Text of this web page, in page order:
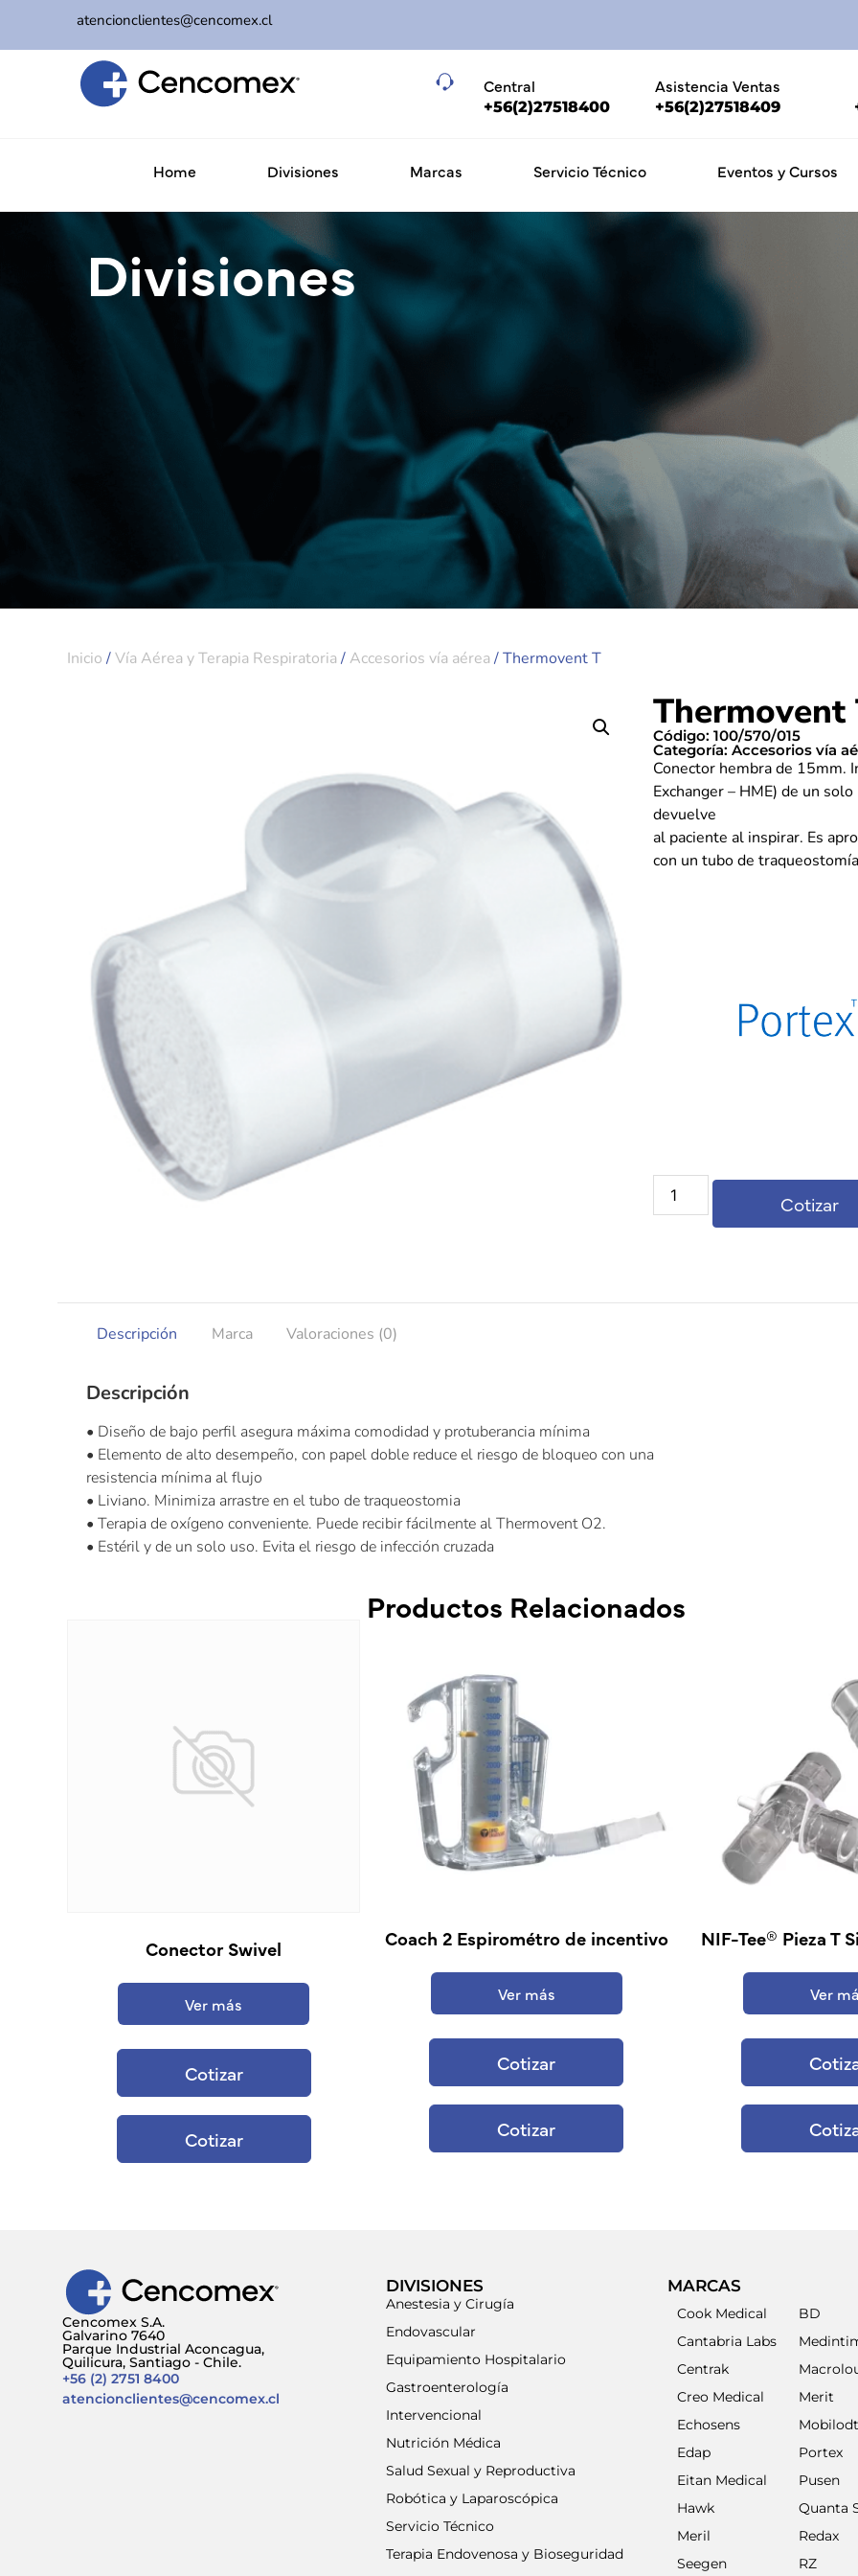
atencionclientes@cencomex.cl
Central
+56(2)27518400
Asistencia Ventas
+56(2)27518409
Home Divisiones Marcas Servicio Técnico Eventos y Cursos
Divisiones
Inicio /Vía Aérea y Terapia Respiratoria /Accesorios vía aérea / Thermovent T
Thermovent
Código: 100/570/015
Categoría: Accesorios vía
Conector hembra de 15mm.
Exchanger – HME) de un
devuelve
al paciente al inspirar. Es
con un tubo de traqueostomía
Cotizar
Descripción Marca Valoraciones (0)
Descripción
• Diseño de bajo perfil asegura máxima comodidad y protuberancia mínima
• Elemento de alto desempeño, con papel doble reduce el riesgo de bloqueo con una
resistencia mínima al flujo
• Liviano. Minimiza arrastre en el tubo de traqueostomia
• Terapia de oxígeno conveniente. Puede recibir fácilmente al Thermovent O2.
• Estéril y de un solo uso. Evita el riesgo de infección cruzada
Productos Relacionados
Conector Swivel
Ver más
Cotizar
Cotizar
Coach 2 Espirométro de incentivo
Ver más
Cotizar
Cotizar
NIF-Tee® Pieza T
Ver
Cencomex S.A.
Galvarino 7640
Parque Industrial Aconcagua,
Quilicura, Santiago - Chile.
+56 (2) 2751 8400
atencionclientes@cencomex.cl
DIVISIONES
Anestesia y Cirugía
Endovascular
Equipamiento Hospitalario
Gastroenterología
Intervencional
Nutrición Médica
Salud Sexual y Reproductiva
Robótica y Laparoscópica
Servicio Técnico
Terapia Endovenosa y Bioseguridad
MARCAS
Cook Medical
Cantabria Labs
Centrak
Creo Medical
Echosens
Edap
Eitan Medical
Hawk
Meril
Seegen
BD
Merit
Mobilodt
Portex
Pusen
Quanta
Redax
RZ